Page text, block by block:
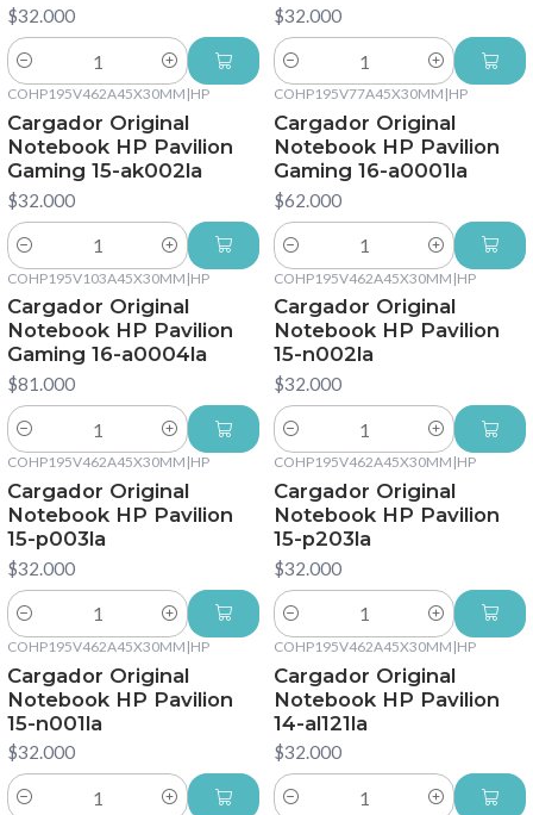
$32.000
Cantidad
$32.000
Cantidad
COHP195V462A45X30MM |HP
Cargador Original
Notebook HP Pavilion
Gaming 15-ak002la
$32.000
Cantidad
COHP195V77A45X30MM |HP
Cargador Original
Notebook HP Pavilion
Gaming 16-a0001la
$62.000
Cantidad
COHP195V103A45X30MM |HP
Cargador Original
Notebook HP Pavilion
Gaming 16-a0004la
$81.000
Cantidad
COHP195V462A45X30MM |HP
Cargador Original
Notebook HP Pavilion
15-n002la
$32.000
Cantidad
COHP195V462A45X30MM |HP
Cargador Original
Notebook HP Pavilion
15-p003la
$32.000
Cantidad
COHP195V462A45X30MM |HP
Cargador Original
Notebook HP Pavilion
15-p203la
$32.000
Cantidad
COHP195V462A45X30MM |HP
Cargador Original
Notebook HP Pavilion
15-n001la
$32.000
Cantidad
COHP195V462A45X30MM |HP
Cargador Original
Notebook HP Pavilion
14-al121la
$32.000
Cantidad